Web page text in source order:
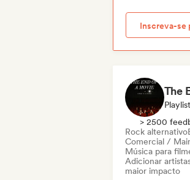
Inscreva-se
Playlist
> 2500
Rock alternativo
Comercial /
Música para
Adicionar
maior impacto